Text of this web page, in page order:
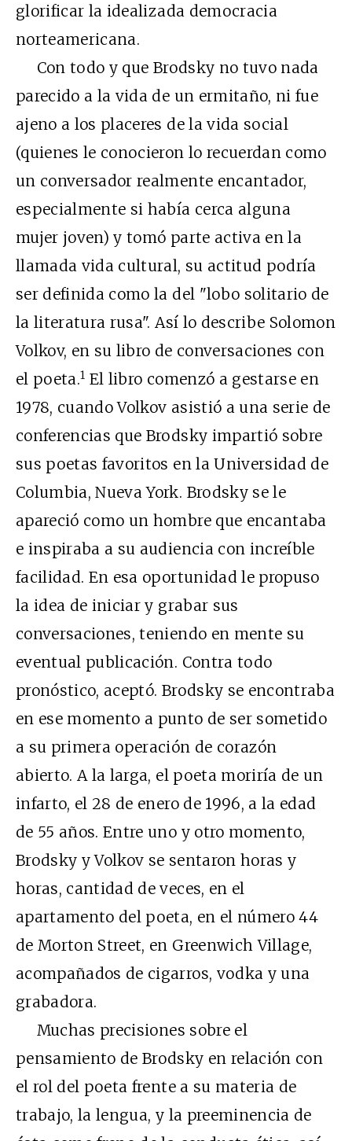
glorificar la idealizada democracia
norteamericana.
Con todo y que Brodsky no tuvo nada
parecido a la vida de un ermitaño, ni fue
ajeno a los placeres de la vida social
(quienes le conocieron lo recuerdan como
un conversador realmente encantador,
especialmente si había cerca alguna
mujer joven) y tomó parte activa en la
llamada vida cultural, su actitud podría
ser definida como la del "lobo solitario de
la literatura rusa". Así lo describe Solomon
Volkov, en su libro de conversaciones con
el poeta.1 El libro comenzó a gestarse en
1978, cuando Volkov asistió a una serie de
conferencias que Brodsky impartió sobre
sus poetas favoritos en la Universidad de
Columbia, Nueva York. Brodsky se le
apareció como un hombre que encantaba
e inspiraba a su audiencia con increíble
facilidad. En esa oportunidad le propuso
la idea de iniciar y grabar sus
conversaciones, teniendo en mente su
eventual publicación. Contra todo
pronóstico, aceptó. Brodsky se encontraba
en ese momento a punto de ser sometido
a su primera operación de corazón
abierto. A la larga, el poeta moriría de un
infarto, el 28 de enero de 1996, a la edad
de 55 años. Entre uno y otro momento,
Brodsky y Volkov se sentaron horas y
horas, cantidad de veces, en el
apartamento del poeta, en el número 44
de Morton Street, en Greenwich Village,
acompañados de cigarros, vodka y una
grabadora.
Muchas precisiones sobre el
pensamiento de Brodsky en relación con
el rol del poeta frente a su materia de
trabajo, la lengua, y la preeminencia de